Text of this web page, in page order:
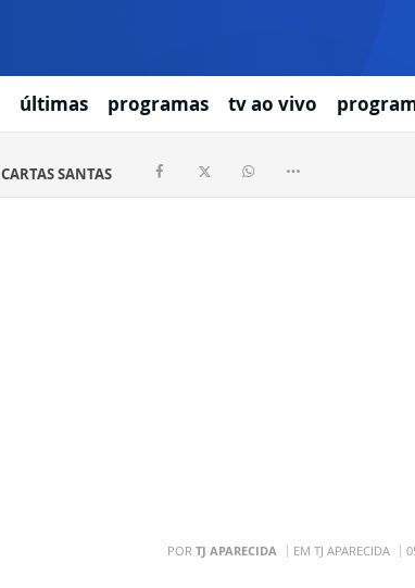
últimas programas tv ao vivo
CARTAS SANTAS
POR TJ APARECIDA EM TJ APARECIDA